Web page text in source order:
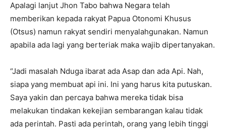
Apalagi lanjut Jhon Tabo bahwa Negara telah
memberikan kepada rakyat Papua Otonomi Khusus
(Otsus) namun rakyat sendiri menyalahgunakan. Namun
apabila ada lagi yang berteriak maka wajib dipertanyakan.
“Jadi masalah Nduga ibarat ada Asap dan ada Api. Nah,
siapa yang membuat api ini. Ini yang harus kita putuskan.
Saya yakin dan percaya bahwa mereka tidak bisa
melakukan tindakan kekejian sembarangan kalau tidak
ada perintah. Pasti ada perintah, orang yang lebih tinggi